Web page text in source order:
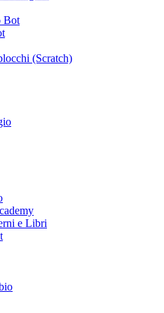
Bot
(Scratch)
e Libri